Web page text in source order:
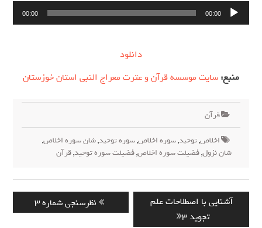
پخش‌کننده
صوت
00:00
00:00
دانلود
منبع: سایت موسسه قرآن و عترت معراج النبی استان خوزستان
قرآن
اخلاص,توحید,سوره اخلاص,سوره توحید,شان سوره اخلاص,
شان نزول,فضیلت سوره اخلاص,فضیلت سوره توحید,قرآن
راهبری
نوشته
Previous
post:
نظر‌سنجی شماره 3
Next
آشنایی با اصطلاحات علم
تجوید 3